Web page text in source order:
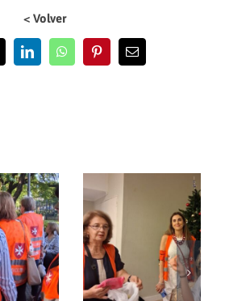
< Volver
LinkedInWhatsAppPinterestEmail